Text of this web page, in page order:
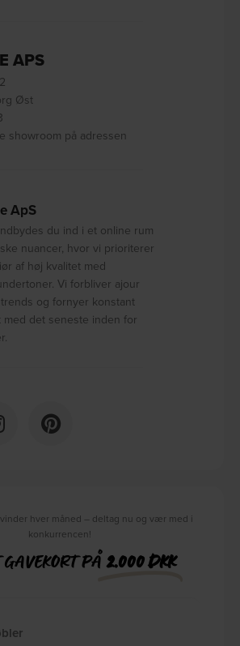
APS
Øst
showroom på adressen
ApS
du ind i et online rum
nuancer, hvor vi prioriterer
af høj kvalitet med
Vi forbliver ajour
og fornyer konstant
det seneste inden for
hver måned – deltag nu og vær med i
konkurrencen!
PÅ2.000 DKK